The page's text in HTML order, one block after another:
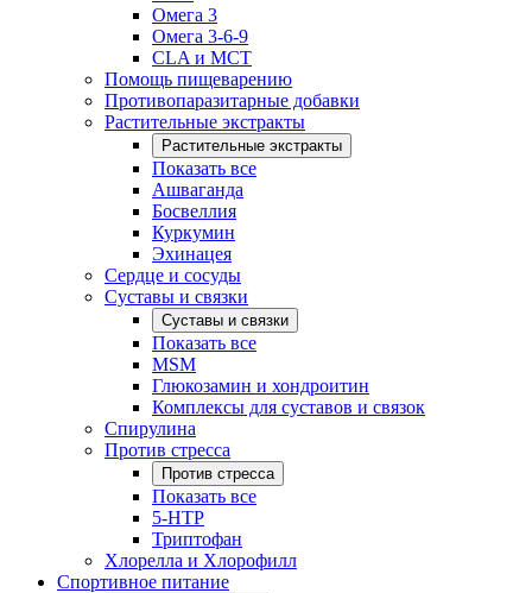
Омега 3
Омега 3-6-9
CLA и MCT
Помощь пищеварению
Противопаразитарные добавки
Растительные экстракты
Растительные экстракты
Показать все
Ашваганда
Босвеллия
Куркумин
Эхинацея
Сердце и сосуды
Суставы и связки
Суставы и связки
Показать все
MSM
Глюкозамин и хондроитин
Комплексы для суставов и связок
Спирулина
Против стресса
Против стресса
Показать все
5-HTP
Триптофан
Хлорелла и Хлорофилл
Спортивное питание